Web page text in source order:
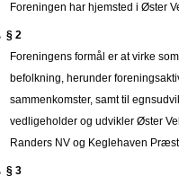
Foreningen har hjemsted i Øster
§ 2
Foreningens formål er at virke
befolkning, herunder
sammenkomster, samt til
vedligeholder og udvikler Øster
Randers NV og Keglehaven
§ 3